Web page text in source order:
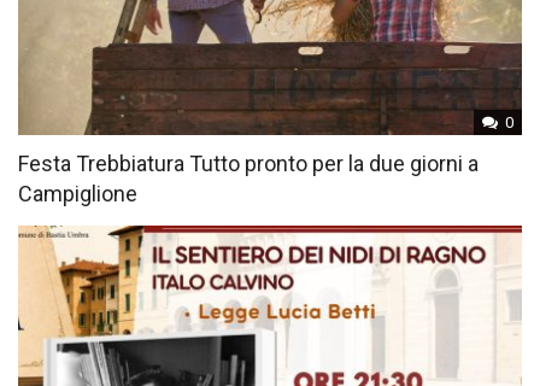
0
Festa Trebbiatura Tutto pronto per la due giorni a
Campiglione